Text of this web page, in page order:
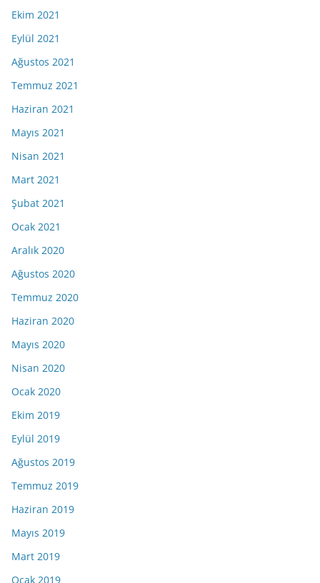
Ekim 2021
Eylül 2021
Ağustos 2021
Temmuz 2021
Haziran 2021
Mayıs 2021
Nisan 2021
Mart 2021
Şubat 2021
Ocak 2021
Aralık 2020
Ağustos 2020
Temmuz 2020
Haziran 2020
Mayıs 2020
Nisan 2020
Ocak 2020
Ekim 2019
Eylül 2019
Ağustos 2019
Temmuz 2019
Haziran 2019
Mayıs 2019
Mart 2019
Ocak 2019